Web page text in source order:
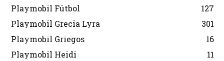
Playmobil Fútbol
127
Playmobil Grecia Lyra
301
Playmobil Griegos
16
Playmobil Heidi
11